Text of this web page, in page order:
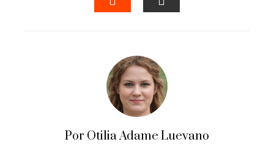
Por Otilia Adame Luevano